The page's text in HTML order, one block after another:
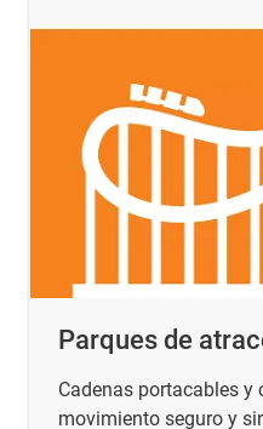
Parques de
Cadenas portacables y
movimiento seguro y